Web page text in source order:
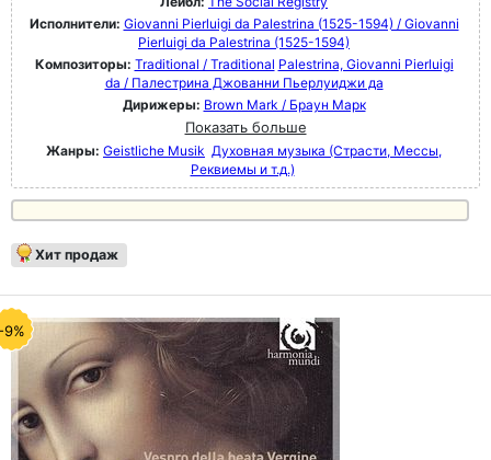
Исполнители: Giovanni Pierluigi da Palestrina (1525-1594) / Giovanni
Pierluigi da Palestrina (1525-1594)
Композиторы: Traditional / Traditional Palestrina, Giovanni Pierluigi
da / Палестрина Джованни Пьерлуиджи да
Дирижеры: Brown Mark / Браун Марк
Показать больше
Жанры: Geistliche Musik Духовная музыка (Страсти, Мессы,
Реквиемы и т.д.)
Хит продаж
9%